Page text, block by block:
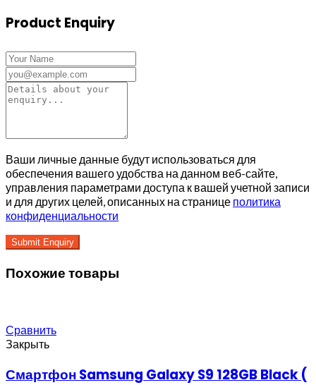
Product Enquiry
Ваши личные данные будут использоваться для
обеспечения вашего удобства на данном веб-сайте,
управления параметрами доступа к вашей учетной записи
и для других целей, описанных на странице политика
конфиденциальности
Похожие товары
Сравнить
Закрыть
Смартфон Samsung Galaxy S9 128GB Black (